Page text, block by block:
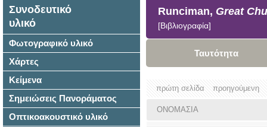
Συνοδευτικό
υλικό
Φωτογραφικό υλικό
Χάρτες
Κείμενα
Σημειώσεις Πανοράματος
Οπτικοακουστικό υλικό
Runciman, Great
[Βιβλιογραφία]
Ταυτότητα
πρώτη σελίδα προηγούμενη
ΟΝΟΜΑΣΙΑ